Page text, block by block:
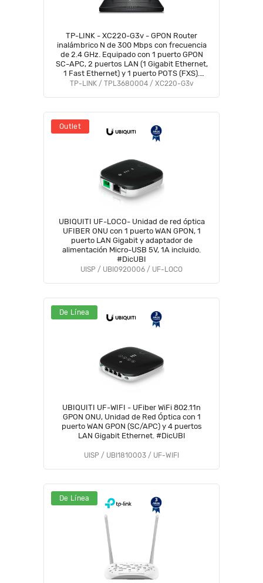
TP-LINK - XC220-G3v - GPON Router
inalámbrico N de 300 Mbps con frecuencia
de 2.4 GHz. Equipado con 1 puerto GPON
SC-APC, 2 puertos LAN (1 Gigabit Ethernet,
1 Fast Ethernet) y 1 puerto POTS (FXS).
Compatible con AgiNet Config y AgiNet
TP-LINK / TPL3680004 / XC220-G3v
Outlet
UBIQUITI UF-LOCO- Unidad de red óptica
UFIBER ONU con 1 puerto WAN GPON, 1
puerto LAN Gigabit y adaptador de
alimentación Micro-USB 5V, 1A incluido.
#DicUBI
UISP / UBI0920006 / UF-LOCO
De Línea
UBIQUITI UF-WIFI - UFiber WiFi 802.11n
GPON ONU, Unidad de Red Óptica con 1
puerto WAN GPON (SC/APC) y 4 puertos
LAN Gigabit Ethernet. #DicUBI
UISP / UBI1810003 / UF-WIFI
De Línea